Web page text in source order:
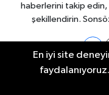
haberlerini takip edin,
şekillendirin.
Ankara Nöbetçi
En iyi site